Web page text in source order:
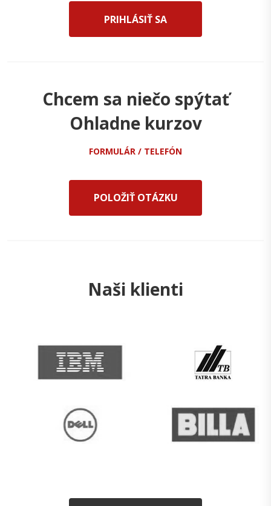
PRIHLÁSIŤ SA
Chcem sa niečo spýtať
Ohladne kurzov
FORMULÁR / TELEFÓN
POLOŽIŤ OTÁZKU
Naši klienti